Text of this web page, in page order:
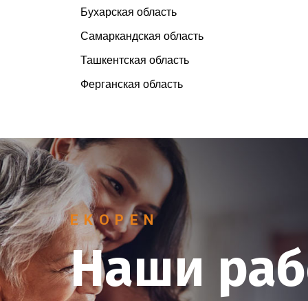
Бухарская область
Самаркандская область
Ташкентская область
Ферганская область
EKOPEN
Наши